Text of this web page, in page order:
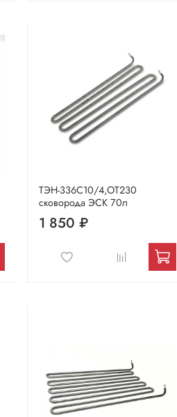
ТЭН-336С10/4,ОТ230
сковорода ЭСК 70л
1 850 ₽